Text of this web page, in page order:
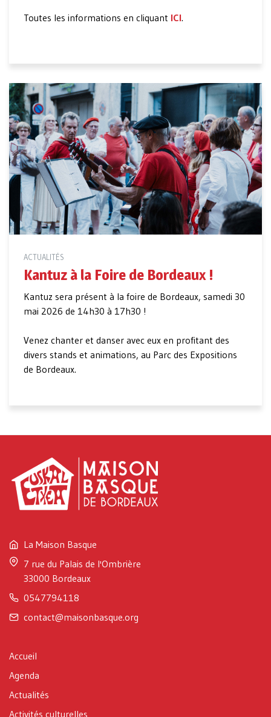
Toutes les informations en cliquant ICI.
ACTUALITÉS
Kantuz à la Foire de Bordeaux !
Kantuz sera présent à la foire de Bordeaux, samedi 30
mai 2026 de 14h30 à 17h30 !
Venez chanter et danser avec eux en profitant des
divers stands et animations, au Parc des Expositions
de Bordeaux.
La Maison Basque
7 rue du Palais de l'Ombrière
33000 Bordeaux
0547794118
contact@maisonbasque.org
Accueil
Agenda
Actualités
Activités culturelles